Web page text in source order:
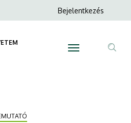
Anonim
menüje
Bejelentkezés